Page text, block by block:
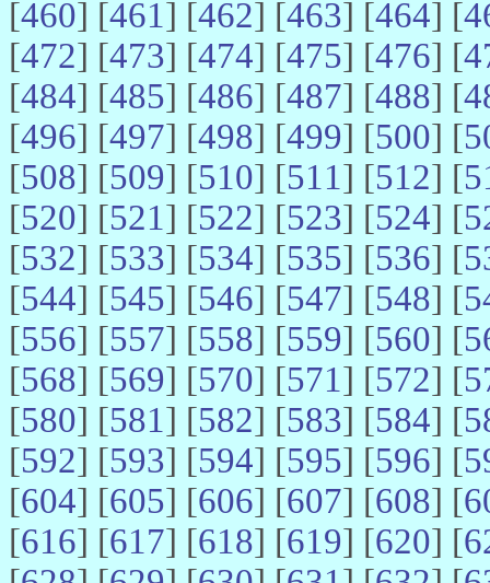
[460] [461] [462] [463] [464] [
[472] [473] [474] [475] [476] [
[484] [485] [486] [487] [488] [
[496] [497] [498] [499] [500] [
[508] [509] [510] [511] [512] [
[520] [521] [522] [523] [524] [
[532] [533] [534] [535] [536] [
[544] [545] [546] [547] [548] [
[556] [557] [558] [559] [560] [
[568] [569] [570] [571] [572] [
[580] [581] [582] [583] [584] [
[592] [593] [594] [595] [596] [
[604] [605] [606] [607] [608] [
[616] [617] [618] [619] [620] [